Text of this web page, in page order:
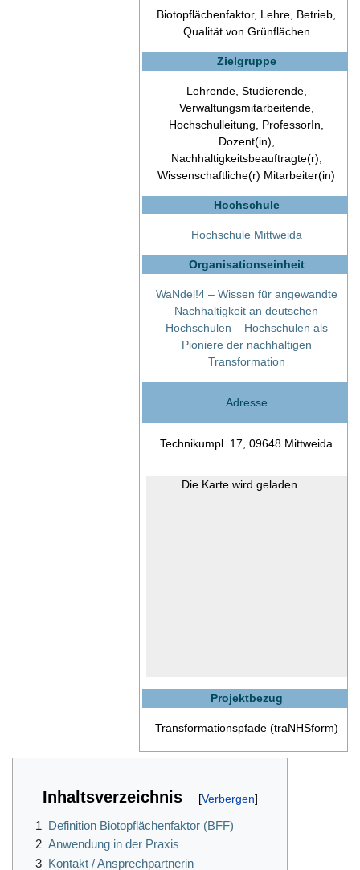
Biotopflächenfaktor, Lehre, Betrieb,
Qualität von Grünflächen
Zielgruppe
Lehrende, Studierende,
Verwaltungsmitarbeitende,
Hochschulleitung, ProfessorIn,
Dozent(in),
Nachhaltigkeitsbeauftragte(r),
Wissenschaftliche(r) Mitarbeiter(in)
Hochschule
Hochschule Mittweida
Organisationseinheit
WaNdel!4 – Wissen für angewandte
Nachhaltigkeit an deutschen
Hochschulen – Hochschulen als
Pioniere der nachhaltigen
Transformation
Adresse
Technikumpl. 17, 09648 Mittweida
Die Karte wird geladen …
Projektbezug
Transformationspfade (traNHSform)
Inhaltsverzeichnis
1 Definition Biotopflächenfaktor (BFF)
2 Anwendung in der Praxis
3 Kontakt / Ansprechpartnerin